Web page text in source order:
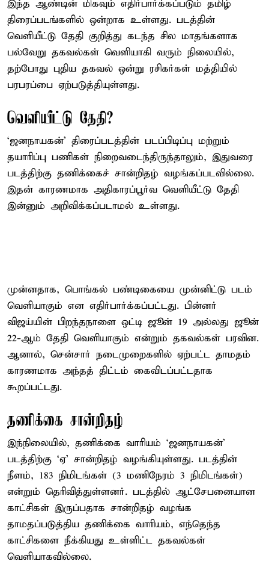
இந்த ஆண்டின் மிகவும் எதிர்பார்க்கப்படும் தமிழ்
திரைப்படங்களில் ஒன்றாக உள்ளது. படத்தின்
வெளியீட்டு தேதி குறித்து கடந்த சில மாதங்களாக
பல்வேறு தகவல்கள் வெளியாகி வரும் நிலையில்,
தற்போது புதிய தகவல் ஒன்று ரசிகர்கள் மத்தியில்
பரபரப்பை ஏற்படுத்தியுள்ளது.
வெளியீட்டு தேதி?
‘ஜனநாயகன்’ திரைப்படத்தின் படப்பிடிப்பு மற்றும்
தயாரிப்பு பணிகள் நிறைவடைந்திருந்தாலும், இதுவரை
படத்திற்கு தணிக்கைச் சான்றிதழ் வழங்கப்படவில்லை.
இதன் காரணமாக அதிகாரப்பூர்வ வெளியீட்டு தேதி
இன்னும் அறிவிக்கப்படாமல் உள்ளது.
முன்னதாக, பொங்கல் பண்டிகையை முன்னிட்டு படம்
வெளியாகும் என எதிர்பார்க்கப்பட்டது. பின்னர்
விஜய்யின் பிறந்தநாளை ஒட்டி ஜூன் 19 அல்லது ஜூன்
22-ஆம் தேதி வெளியாகும் என்றும் தகவல்கள் பரவின.
ஆனால், சென்சார் நடைமுறைகளில் ஏற்பட்ட தாமதம்
காரணமாக அந்தத் திட்டம் கைவிடப்பட்டதாக
கூறப்பட்டது.
தணிக்கை சான்றிதழ்
இந்நிலையில், தணிக்கை வாரியம் ‘ஜனநாயகன்’
படத்திற்கு ‘ஏ’ சான்றிதழ் வழங்கியுள்ளது. படத்தின்
நீளம், 183 நிமிடங்கள் (3 மணிநேரம் 3 நிமிடங்கள்)
என்றும் தெரிவித்துள்ளனர். படத்தில் ஆட்சேபனையான
காட்சிகள் இருப்பதாக சான்றிதழ் வழங்க
தாமதப்படுத்திய தணிக்கை வாரியம், எந்தெந்த
காட்சிகளை நீக்கியது உள்ளிட்ட தகவல்கள்
வெளியாகவில்லை.